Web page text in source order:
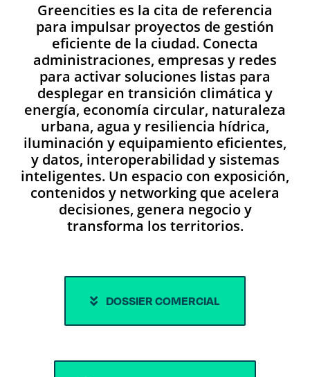
Greencities es la cita de referencia
para impulsar proyectos de gestión
eficiente de la ciudad. Conecta
administraciones, empresas y redes
para activar soluciones listas para
desplegar en transición climática y
energía, economía circular, naturaleza
urbana, agua y resiliencia hídrica,
iluminación y equipamiento eficientes,
y datos, interoperabilidad y sistemas
inteligentes. Un espacio con exposición,
contenidos y networking que acelera
decisiones, genera negocio y
transforma los territorios.
DOSSIER COMERCIAL